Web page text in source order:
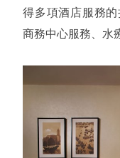
得多項酒店服務的
商務中心服務、水